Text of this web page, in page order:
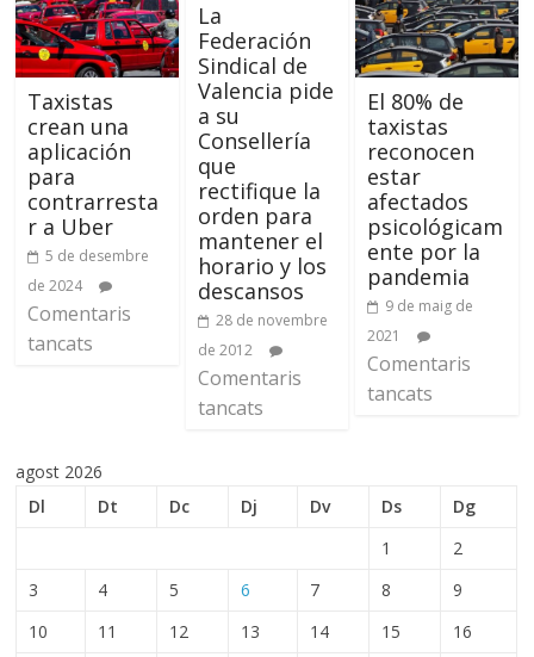
Taxistas
crean una
aplicación
para
contrarresta
r a Uber
5 de desembre
de 2024
Comentaris
tancats
La
Federación
Sindical de
Valencia pide
a su
Consellería
que
rectifique la
orden para
mantener el
horario y los
descansos
28 de novembre
de 2012
Comentaris
tancats
El 80% de
taxistas
reconocen
estar
afectados
psicológicam
ente por la
pandemia
9 de maig de
2021
Comentaris
tancats
agost 2026
Dl
Dt Dc Dj Dv Ds
Dg
1
2
3
4 5 6 7 8
9
10
11 12 13 14 15
16